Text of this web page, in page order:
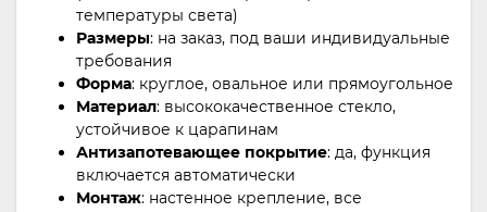
температуры света)
Размеры: на заказ, под ваши индивидуальные
требования
Форма: круглое, овальное или прямоугольное
Материал: высококачественное стекло,
устойчивое к царапинам
Антизапотевающее покрытие: да, функция
включается автоматически
Монтаж: настенное крепление, все